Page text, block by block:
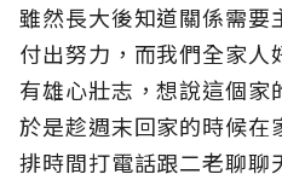
雖然長大後知道關係需要
付出努力，而我們全家人
有雄心壯志，想說這個家
於是趁週末回家的時候在
排時間打電話跟二老聊聊